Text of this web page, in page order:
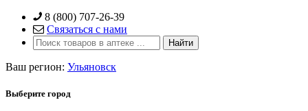
Skip
content
8 (800) 707-26-39
Связаться с нами
Ваш регион: Ульяновск
Выберите город